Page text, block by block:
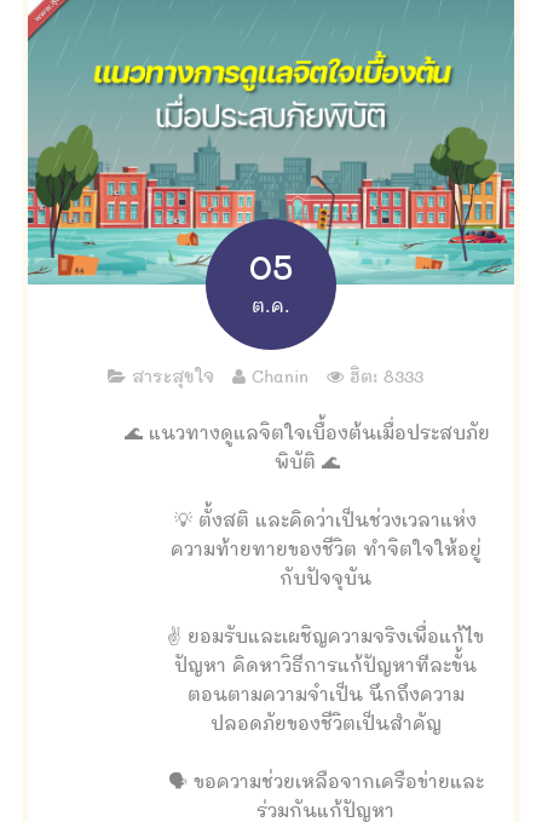
05
ต.ค.
สาระสุขใจ Chanin ฮิต: 8333
🌊 แนวทางดูแลจิตใจเบื้องต้นเมื่อประสบภัย
พิบัติ 🌊
💡 ตั้งสติ และคิดว่าเป็นช่วงเวลาแห่ง
ความท้ายทายของชีวิต ทำจิตใจให้อยู่
กับปัจจุบัน
✌️ ยอมรับและเผชิญความจริงเพื่อแก้ไข
ปัญหา คิดหาวิธีการแก้ปัญหาทีละขั้น
ตอนตามความจำเป็น นึกถึงความ
ปลอดภัยของชีวิตเป็นสำคัญ
🗣 ขอความช่วยเหลือจากเครือข่ายและ
ร่วมกันแก้ปัญหา